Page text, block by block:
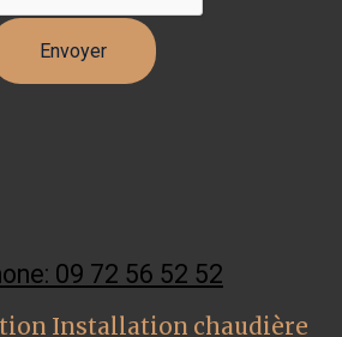
09 72 56 52 52
Installation chaudière